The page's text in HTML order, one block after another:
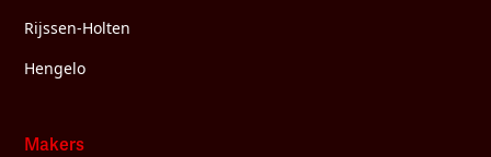
Rijssen-Holten
Hengelo
Makers